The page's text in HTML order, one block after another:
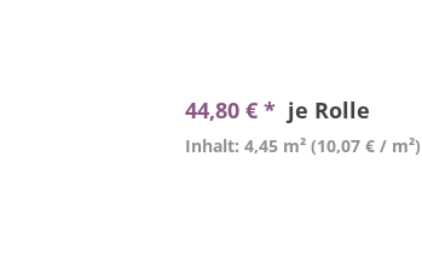
44,80 € * je Rolle
Inhalt: 4,45 m² (10,07 € / m²)